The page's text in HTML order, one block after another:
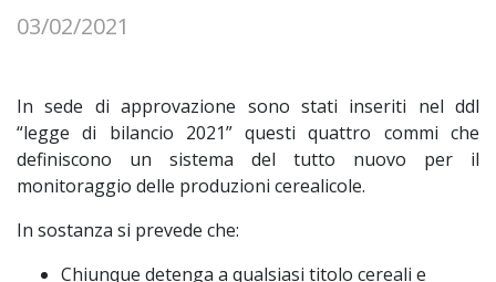
03/02/2021
In sede di approvazione sono stati inseriti nel ddl
“legge di bilancio 2021” questi quattro commi che
definiscono un sistema del tutto nuovo per il
monitoraggio delle produzioni cerealicole.
In sostanza si prevede che:
Chiunque detenga a qualsiasi titolo cereali e